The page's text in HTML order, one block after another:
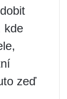
kde
zeď